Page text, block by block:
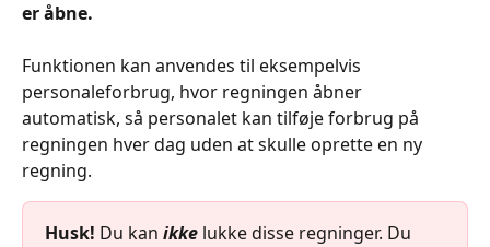
er åbne.
Funktionen kan anvendes til eksempelvis
personaleforbrug, hvor regningen åbner
automatisk, så personalet kan tilføje forbrug på
regningen hver dag uden at skulle oprette en ny
regning.
Husk! Du kan ikke lukke disse regninger. Du